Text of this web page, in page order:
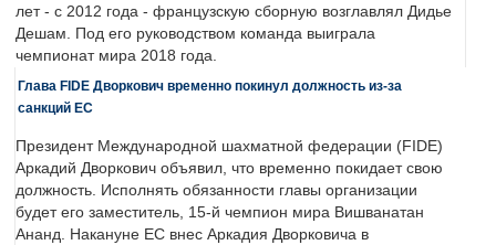
лет - с 2012 года - французскую сборную возглавлял Дидье
Дешам. Под его руководством команда выиграла
чемпионат мира 2018 года.
Глава FIDE Дворкович временно покинул должность из-за
санкций ЕС
Президент Международной шахматной федерации (FIDE)
Аркадий Дворкович объявил, что временно покидает свою
должность. Исполнять обязанности главы организации
будет его заместитель, 15-й чемпион мира Вишванатан
Ананд. Накануне ЕС внес Аркадия Дворковича в